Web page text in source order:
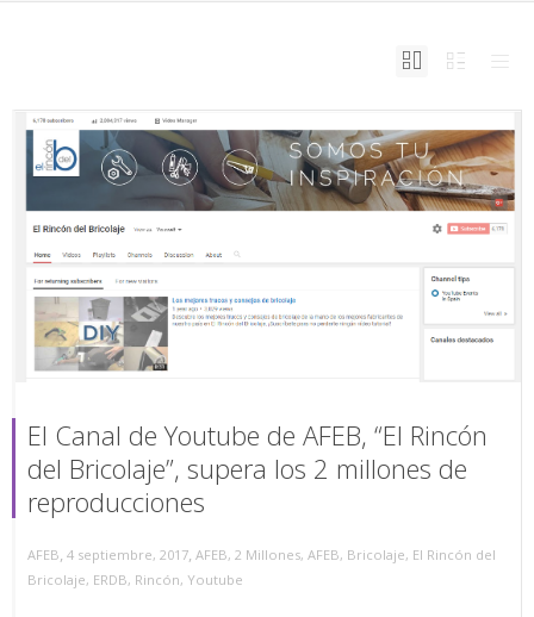
El Canal de Youtube de AFEB, “El Rincón
del Bricolaje”, supera los 2 millones de
reproducciones
AFEB, 4 septiembre, 2017, AFEB, 2 Millones, AFEB, Bricolaje, El Rincón del
Bricolaje, ERDB, Rincón, Youtube